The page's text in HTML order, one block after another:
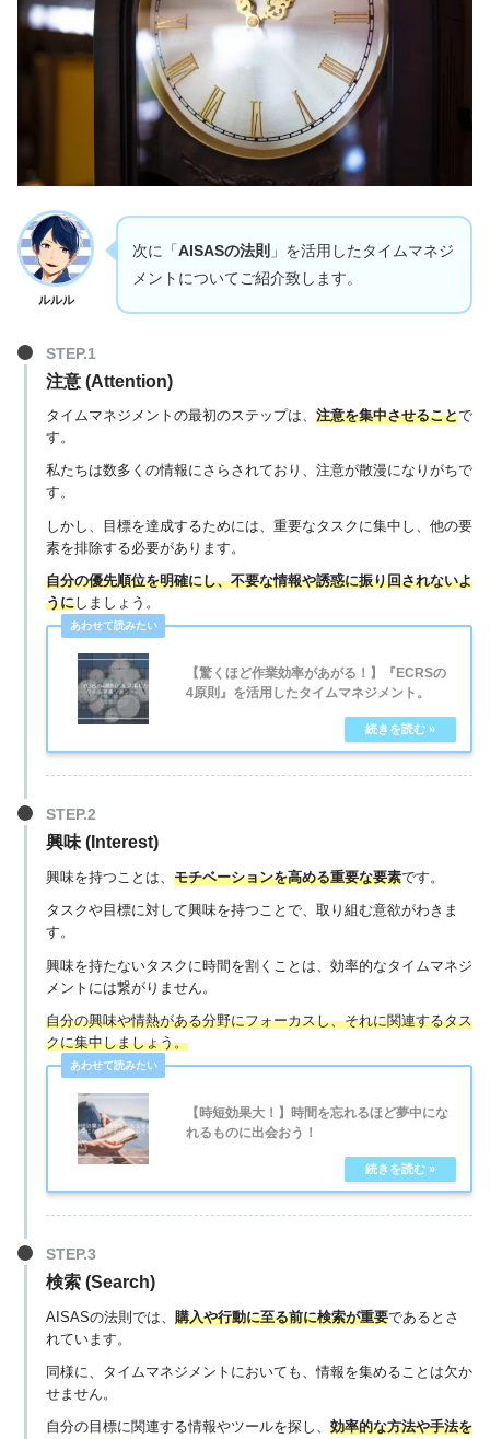
ルルル
次に「 AISASの法則 」を活用したタイムマネジ
メントについてご紹介致します。
注意 (Attention)
タイムマネジメントの最初のステップは、 注意を集中させることで
す。
私たちは数多くの情報にさらされており、注意が散漫になりがちで
す。
しかし、目標を達成するためには、重要なタスクに集中し、他の要
素を排除する必要があります。
自分の優先順位を明確にし、不要な情報や誘惑に振り回されないよ
うにしましょう。
【驚くほど作業効率があがる！】『ECRSの
4原則』を活用したタイムマネジメント。
興味 (Interest)
興味を持つことは、 モチベーションを高める重要な要素です。
タスクや目標に対して興味を持つことで、取り組む意欲がわきま
す。
興味を持たないタスクに時間を割くことは、効率的なタイムマネジ
メントには繋がりません。
自分の興味や情熱がある分野にフォーカスし、それに関連するタス
クに集中しましょう。
【時短効果大！】時間を忘れるほど夢中にな
れるものに出会おう！
検索 (Search)
AISASの法則では、 購入や行動に至る前に検索が重要であるとさ
れています。
同様に、タイムマネジメントにおいても、情報を集めることは欠か
せません。
自分の目標に関連する情報やツールを探し、 効率的な方法や手法を